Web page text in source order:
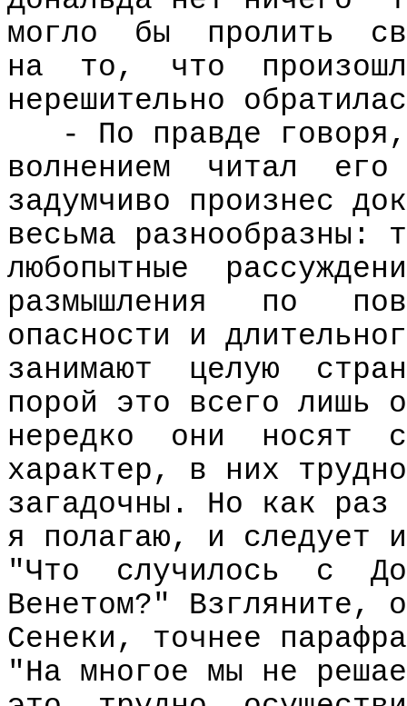
могло
бы пролить
на
то, что
нерешительно
- По правде
волнением
читал
его
задумчиво произнес
весьма разнообразны:
любопытные
размышления
по
опасности и
занимают
целую
порой это всего лишь
нередко
они носят
характер, в них
загадочны. Но как
я полагаю, и следует
"Что
случилось с
Венетом?" Взгляните,
Сенеки, точнее
"На многое мы не